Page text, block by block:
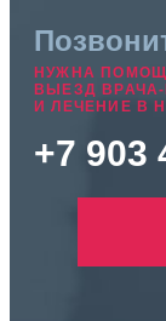
НУЖНА
ВЫЕЗД
И ЛЕЧЕНИЕ В
+7 903